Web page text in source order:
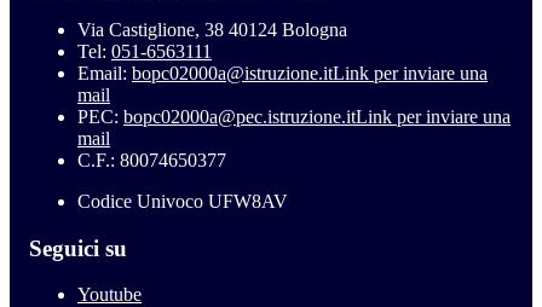
Via Castiglione, 38 40124 Bologna
Tel: 051-6563111
Email: bopc02000a@istruzione.itLink per inviare una
mail
PEC: bopc02000a@pec.istruzione.itLink per inviare una
mail
C.F.: 80074650377
Codice Univoco UFW8AV
Seguici su
Youtube